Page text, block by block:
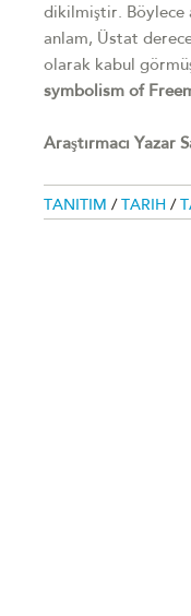
dikilmiştir. Böylece
anlam, Üstat
olarak kabul
symbolism of
Araştırmacı Yazar
TANITIM / TARIH /